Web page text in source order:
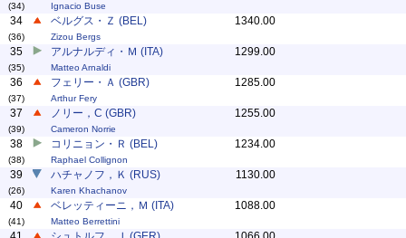
(34) Ignacio Buse
34
(36)
ベルグス・Ｚ (BEL)
Zizou Bergs
1340.00
35
(35)
アルナルディ・Ｍ (ITA)
Matteo Arnaldi
1299.00
36
(37)
フェリー・Ａ (GBR)
Arthur Fery
1285.00
37
(39)
ノリー，C (GBR)
Cameron Norrie
1255.00
38
(38)
コリニョン・Ｒ (BEL)
Raphael Collignon
1234.00
39
(26)
ハチャノフ，Ｋ (RUS)
Karen Khachanov
1130.00
40
(41)
ベレッティーニ，Ｍ (ITA)
Matteo Berrettini
1088.00